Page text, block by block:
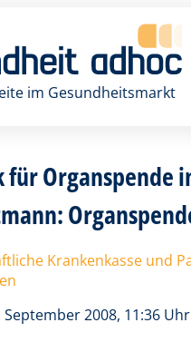
im Gesundheitsmarkt
für Organspende
Krankenkasse und
2008, 11:36 Uhr